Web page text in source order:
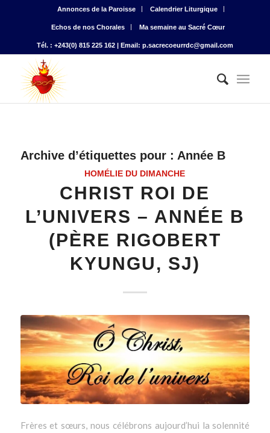
Annonces de la Paroisse Calendrier Liturgique
Echos de nos Chorales Ma semaine au Sacré Cœur
Tél. : +243(0) 815 225 162 | Email: p.sacrecoeurrdc@gmail.com
Archive d’étiquettes pour : Année B
HOMÉLIE DU DIMANCHE
CHRIST ROI DE
L’UNIVERS – ANNÉE B
(PÈRE RIGOBERT
KYUNGU, SJ)
Frères et sœurs, nous célébrons aujourd’hui la solennité